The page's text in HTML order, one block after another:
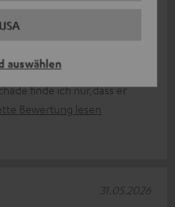
USA
auswählenmit dem Lautsprecher.
finde ich nur,dass er
Bewertung lesen
31.05.2026